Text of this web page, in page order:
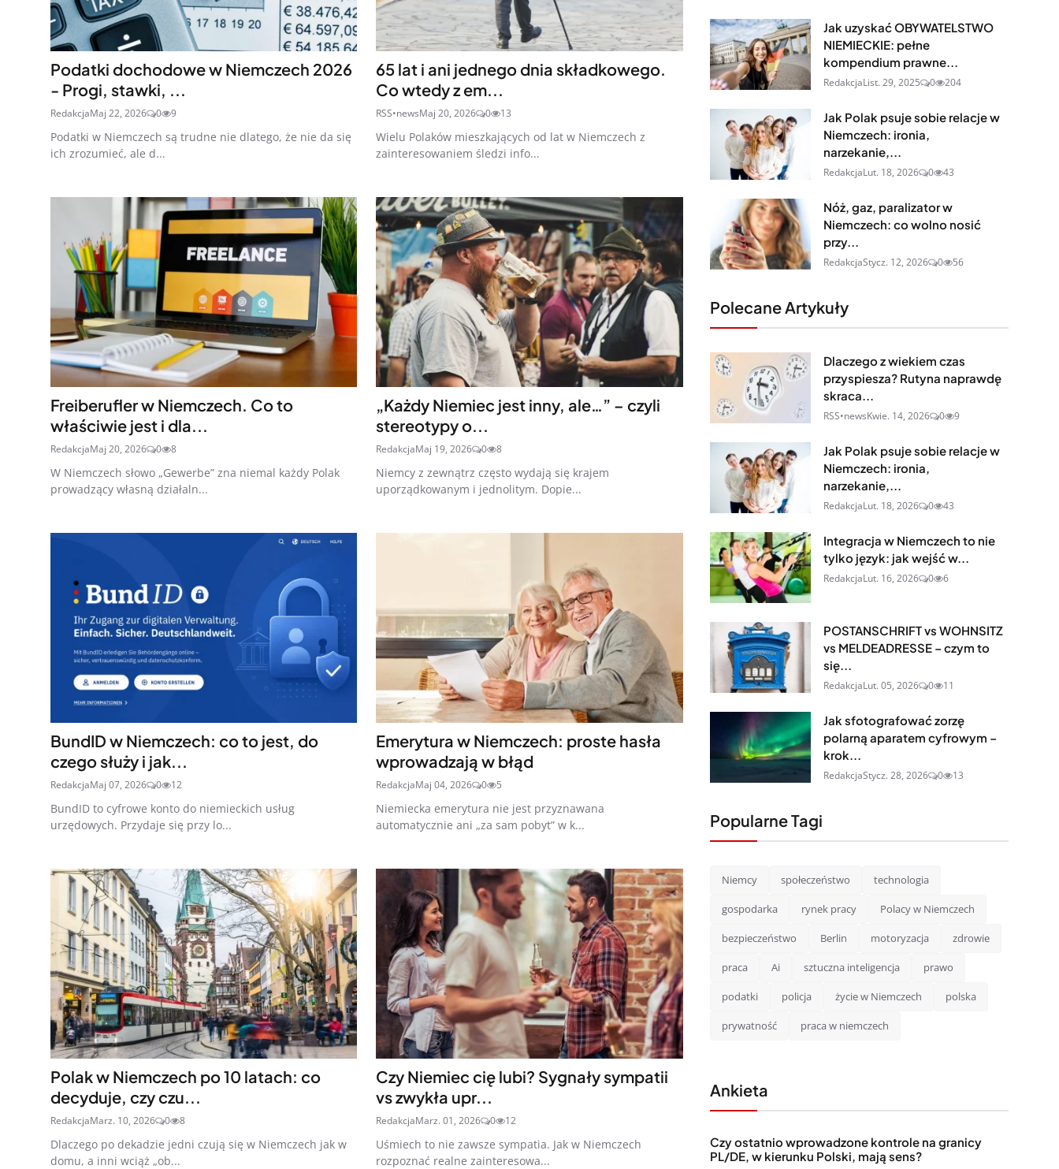
Podatki dochodowe w Niemczech 2026
- Progi, stawki, ...
RedakcjaMaj 22, 2026 0 9
Podatki w Niemczech są trudne nie dlatego, że nie da się
ich zrozumieć, ale d...
65 lat i ani jednego dnia składkowego.
Co wtedy z em...
RSS•newsMaj 20, 2026 0 13
Wielu Polaków mieszkających od lat w Niemczech z
zainteresowaniem śledzi info...
Freiberufler w Niemczech. Co to
właściwie jest i dla...
RedakcjaMaj 20, 2026 0 8
W Niemczech słowo „Gewerbe” zna niemal każdy Polak
prowadzący własną działaln...
„Każdy Niemiec jest inny, ale…” – czyli
stereotypy o...
RedakcjaMaj 19, 2026 0 8
Niemcy z zewnątrz często wydają się krajem
uporządkowanym i jednolitym. Dopie...
BundID w Niemczech: co to jest, do
czego służy i jak...
RedakcjaMaj 07, 2026 0 12
BundID to cyfrowe konto do niemieckich usług
urzędowych. Przydaje się przy lo...
Emerytura w Niemczech: proste hasła
wprowadzają w błąd
RedakcjaMaj 04, 2026 0 5
Niemiecka emerytura nie jest przyznawana
automatycznie ani „za sam pobyt” w k...
Polak w Niemczech po 10 latach: co
decyduje, czy czu...
RedakcjaMarz. 10, 2026 0 8
Dlaczego po dekadzie jedni czują się w Niemczech jak w
domu, a inni wciąż „ob...
Czy Niemiec cię lubi? Sygnały sympatii
vs zwykła upr...
RedakcjaMarz. 01, 2026 0 12
Uśmiech to nie zawsze sympatia. Jak w Niemczech
rozpoznać realne zainteresowa...
Jak uzyskać OBYWATELSTWO
NIEMIECKIE: pełne
kompendium prawne...
RedakcjaList. 29, 2025 0 204
Jak Polak psuje sobie relacje w
Niemczech: ironia,
narzekanie,...
RedakcjaLut. 18, 2026 0 43
Nóż, gaz, paralizator w
Niemczech: co wolno nosić
przy...
RedakcjaStycz. 12, 2026 0 56
Polecane Artykuły
Dlaczego z wiekiem czas
przyspiesza? Rutyna naprawdę
skraca...
RSS•newsKwie. 14, 2026 0 9
Jak Polak psuje sobie relacje w
Niemczech: ironia,
narzekanie,...
RedakcjaLut. 18, 2026 0 43
Integracja w Niemczech to nie
tylko język: jak wejść w...
RedakcjaLut. 16, 2026 0 6
POSTANSCHRIFT vs WOHNSITZ
vs MELDEADRESSE – czym to
się...
RedakcjaLut. 05, 2026 0 11
Jak sfotografować zorzę
polarną aparatem cyfrowym –
krok...
RedakcjaStycz. 28, 2026 0 13
Popularne Tagi
Niemcy społeczeństwo technologia
gospodarka rynek pracy Polacy w Niemczech
bezpieczeństwo Berlin motoryzacja zdrowie
praca Ai sztuczna inteligencja prawo
podatki policja życie w Niemczech polska
prywatność praca w niemczech
Ankieta
Czy ostatnio wprowadzone kontrole na granicy
PL/DE, w kierunku Polski, mają sens?